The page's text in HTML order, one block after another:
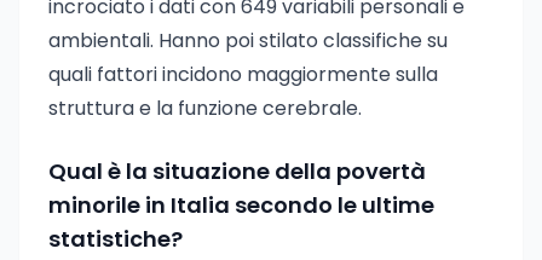
incrociato i dati con 649 variabili personali e
ambientali. Hanno poi stilato classifiche su
quali fattori incidono maggiormente sulla
struttura e la funzione cerebrale.
Qual è la situazione della povertà
minorile in Italia secondo le ultime
statistiche?